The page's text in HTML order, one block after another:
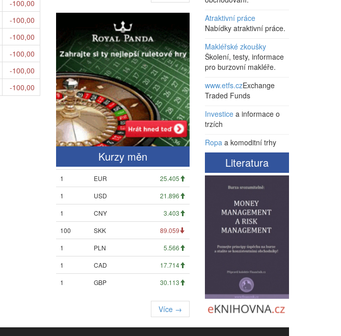
-100,00
-100,00
-100,00
-100,00
-100,00
-100,00
Kurzy měn
1 EUR
25.405
1
USD
21.896
1
CNY
3.403
100
SKK
89.059
1
PLN
5.566
1
CAD
17.714
1
GBP 30.113
Více →
Atraktivní práce
Nabídky atraktivní práce.
Makléřské zkoušky
Školení, testy, informace
pro burzovní makléře.
www.etfs.czExchange
Traded Funds
Investice a informace o
trzích
Ropa a komoditní trhy
Literatura